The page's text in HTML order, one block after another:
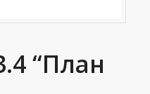
“План